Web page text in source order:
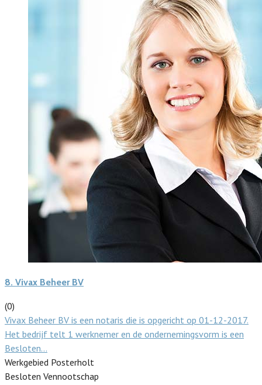
8. Vivax Beheer BV
(0)
Vivax Beheer BV is een notaris die is opgericht op 01-12-2017.
Het bedrijf telt 1 werknemer en de ondernemingsvorm is een
Besloten…
Werkgebied Posterholt
Besloten Vennootschap